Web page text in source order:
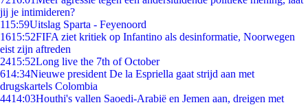
jij je intimideren?
115:59Uitslag Sparta - Feyenoord
1615:52FIFA ziet kritiek op Infantino als desinformatie, Noorwegen
eist zijn aftreden
2415:52Long live the 7th of October
614:34Nieuwe president De la Espriella gaat strijd aan met
drugskartels Colombia
4414:03Houthi's vallen Saoedi-Arabië en Jemen aan, dreigen met